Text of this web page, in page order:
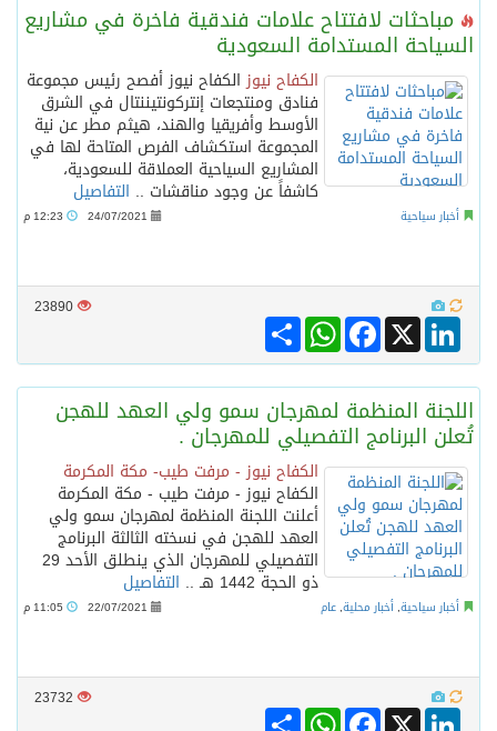
مباحثات لافتتاح علامات فندقية فاخرة في مشاريع
السياحة المستدامة السعودية
الكفاح نيوزالكفاح نيوز أفصح رئيس مجموعة
فنادق ومنتجعات إنتركونتيننتال في الشرق
الأوسط وأفريقيا والهند، هيثم مطر عن نية
المجموعة استكشاف الفرص المتاحة لها في
المشاريع السياحية العملاقة للسعودية،
كاشفاً عن وجود مناقشات .. التفاصيل
أخبار سياحية 24/07/2021
23890
Share
WhatsAppFacebook X
LinkedIn
اللجنة المنظمة لمهرجان سمو ولي العهد للهجن
تُعلن البرنامج التفصيلي للمهرجان .
الكفاح نيوز - مرفت طيب- مكة المكرمة
الكفاح نيوز - مرفت طيب - مكة المكرمة
أعلنت اللجنة المنظمة لمهرجان سمو ولي
العهد للهجن في نسخته الثالثة البرنامج
التفصيلي للمهرجان الذي ينطلق الأحد 29
ذو الحجة 1442 هـ .. التفاصيل
أخبار سياحية, أخبار محلية, عام 22/07/2021
23732
Share
WhatsAppFacebook X
LinkedIn